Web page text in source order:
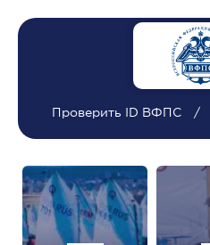
Проверить ID ВФПС